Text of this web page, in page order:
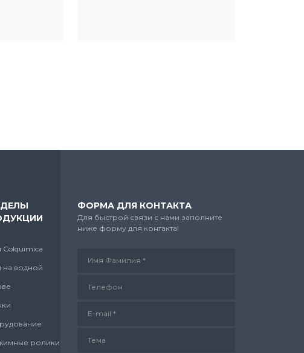
Colquimica
на водной
ролики
ФОРМА ДЛЯ КОНТАКТА
Для быстрой связи с нами заполните
ниже форму для контакта!
Имя Фамилия *
Телефон
E-mail *
Тема